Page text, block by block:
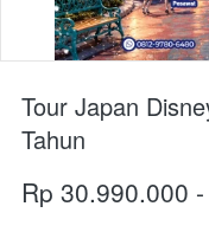
Tour Japan
Tahun
Rp 30.990.000